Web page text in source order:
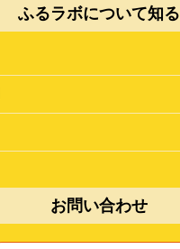
ふるラボについて知る
お問い合わせ